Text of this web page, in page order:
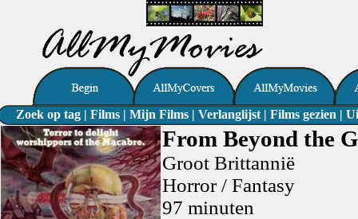
Zoek op tag | Films | Mijn Films | Verlanglijst | Films gezien |
From Beyond the
Groot Brittannië
Horror / Fantasy
97 minuten